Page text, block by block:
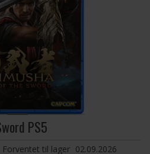
PS5
Forventet til lager 02.09.2026